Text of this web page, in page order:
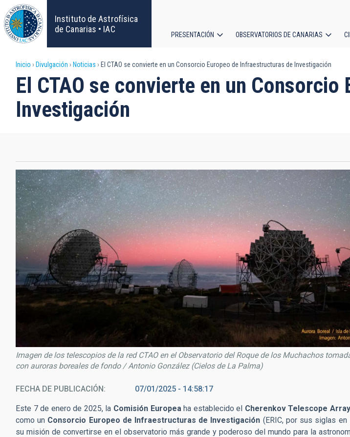
Pasar
al
contenido
principal
Instituto de Astrofísica
de Canarias • IAC
principal
PRESENTACIÓN OBSERVATORIOS DE CANARIAS
Sobrescribir
enlaces
de
a
la
navegación
Inicio Divulgación Noticias El CTAO se convierte en un Consorcio Europeo de Infraestructuras de Investigación
El CTAO se convierte en un
Investigación
Imagen de los telescopios de la red CTAO en el Observatorio del Roque de los Muchachos
con auroras boreales de fondo / Antonio González (Cielos de La Palma)
FECHA DE PUBLICACIÓN 07/01/2025 - 14:58:17
Este 7 de enero de 2025, la Comisión Europeaha establecido el Cherenkov Telescope
como un Consorcio Europeo de Infraestructuras de Investigación (ERIC, por sus siglas
su misión de convertirse en el observatorio más grande y poderoso del mundo para la